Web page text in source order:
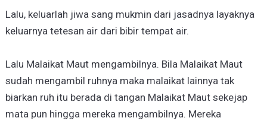
Lalu, keluarlah jiwa sang mukmin dari jasadnya layaknya
keluarnya tetesan air dari bibir tempat air.
Lalu Malaikat Maut mengambilnya. Bila Malaikat Maut
sudah mengambil ruhnya maka malaikat lainnya tak
biarkan ruh itu berada di tangan Malaikat Maut sekejap
mata pun hingga mereka mengambilnya. Mereka